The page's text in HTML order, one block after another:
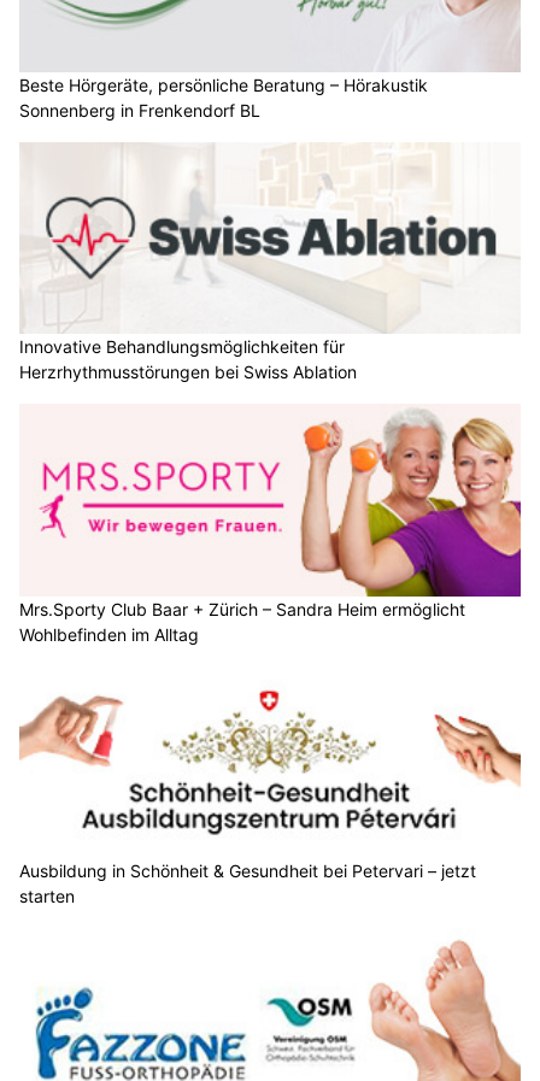
Beste Hörgeräte, persönliche Beratung – Hörakustik
Sonnenberg in Frenkendorf BL
Innovative Behandlungsmöglichkeiten für
Herzrhythmusstörungen bei Swiss Ablation
Mrs.Sporty Club Baar + Zürich – Sandra Heim ermöglicht
Wohlbefinden im Alltag
Ausbildung in Schönheit & Gesundheit bei Petervari – jetzt
starten